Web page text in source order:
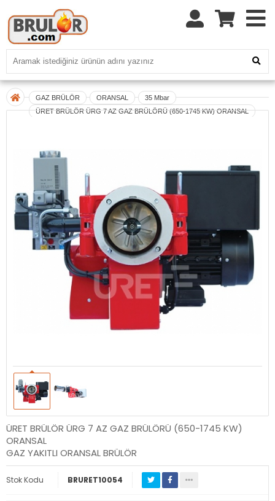
GAZ BRÜLÖR ORANSAL
35 Mbar
ÜRET BRÜLÖR ÜRG 7 AZ GAZ BRÜLÖRÜ (650-1745 KW) ORANSAL
ÜRET BRÜLÖR ÜRG 7 AZ GAZ BRÜLÖRÜ (650-1745 KW)
ORANSAL
GAZ YAKITLI ORANSAL BRÜLÖR
Stok Kodu BRURET10054